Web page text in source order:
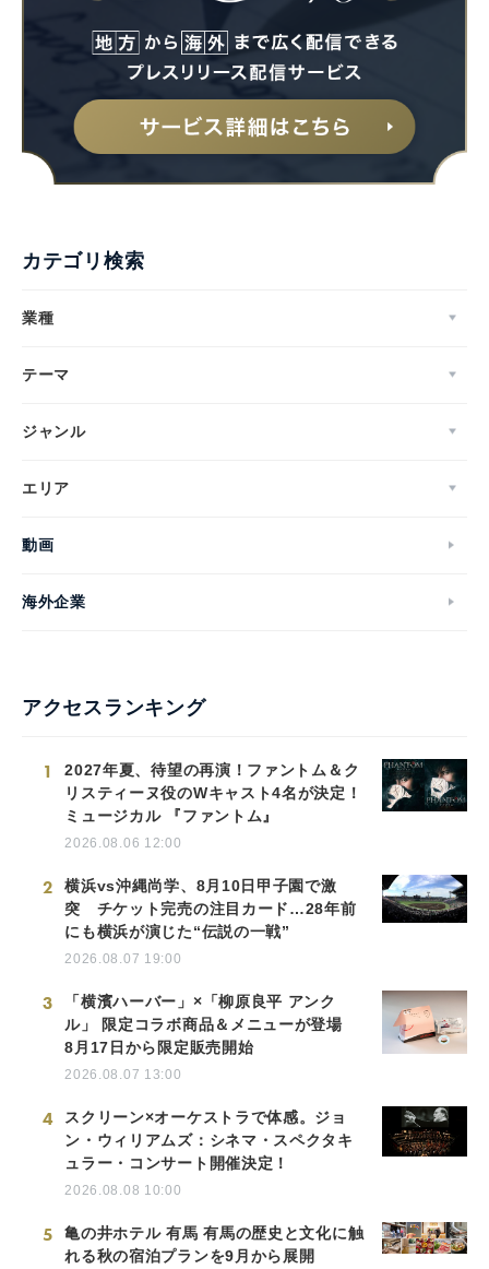
カテゴリ検索
業種
テーマ
ジャンル
エリア
動画
海外企業
アクセスランキング
1
2027年夏、待望の再演！ファントム＆ク
リスティーヌ役のWキャスト4名が決定！
ミュージカル 『ファントム』
2026.08.06 12:00
2
横浜vs沖縄尚学、8月10日甲子園で激
突 チケット完売の注目カード…28年前
にも横浜が演じた“伝説の一戦”
2026.08.07 19:00
3
「横濱ハーバー」×「柳原良平 アンク
ル」 限定コラボ商品＆メニューが登場
8月17日から限定販売開始
2026.08.07 13:00
4
スクリーン×オーケストラで体感。ジョ
ン・ウィリアムズ：シネマ・スペクタキ
ュラー・コンサート開催決定！
2026.08.08 10:00
5
亀の井ホテル 有馬 有馬の歴史と文化に触
れる秋の宿泊プランを9月から展開